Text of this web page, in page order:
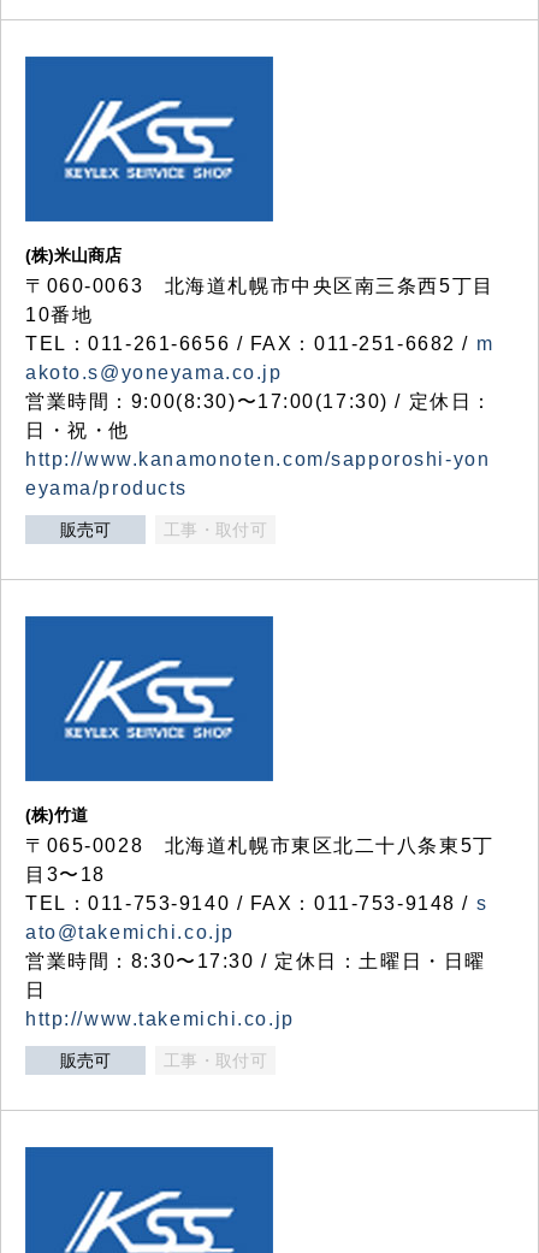
(株)米山商店
〒060-0063 北海道札幌市中央区南三条西5丁目
10番地
TEL：011-261-6656 / FAX：011-251-6682 / m
akoto.s@yoneyama.co.jp
営業時間：9:00(8:30)〜17:00(17:30) / 定休日：
日・祝・他
http://www.kanamonoten.com/sapporoshi-yon
eyama/products
販売可 工事・取付可
(株)竹道
〒065-0028 北海道札幌市東区北二十八条東5丁
目3〜18
TEL：011-753-9140 / FAX：011-753-9148 / s
ato@takemichi.co.jp
営業時間：8:30〜17:30 / 定休日：土曜日・日曜
日
http://www.takemichi.co.jp
販売可 工事・取付可